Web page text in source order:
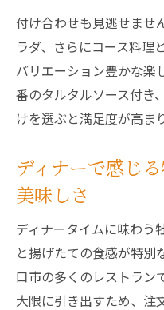
付け合わせも見逃せませ
ラダ、さらにコース料理
バリエーション豊かな楽
番のタルタルソース付き
けを選ぶと満足度が高ま
ディナーで感じ
美味しさ
ディナータイムに味わう
と揚げたての食感が特別
口市の多くのレストラン
大限に引き出すため、注